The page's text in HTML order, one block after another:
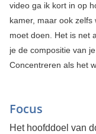
video ga ik kort in op
kamer, maar ook
moet doen. Het is net
je de compositie van
Concentreren als het
Focus
Het hoofddoel van